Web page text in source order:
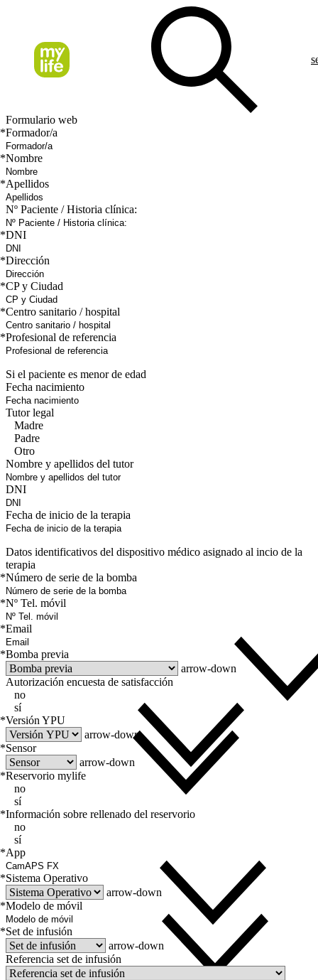
Formulario web
*Formador/a
*Nombre
*Apellidos
Nº Paciente / Historia clínica:
*DNI
*Dirección
*CP y Ciudad
*Centro sanitario / hospital
*Profesional de referencia
Si el paciente es menor de edad
Fecha nacimiento
Tutor legal
Madre
Padre
Otro
Nombre y apellidos del tutor
DNI
Fecha de inicio de la terapia
Datos identificativos del dispositivo médico asignado al incio de la
terapia
*Número de serie de la bomba
*Nº Tel. móvil
*Email
*Bomba previa
arrow-down
Autorización encuesta de satisfacción
no
sí
*Versión YPU
arrow-down
*Sensor
arrow-down
*Reservorio mylife
no
sí
*Información sobre rellenado del reservorio
no
sí
*App
*Sistema Operativo
arrow-down
*Modelo de móvil
*Set de infusión
arrow-down
Referencia set de infusión